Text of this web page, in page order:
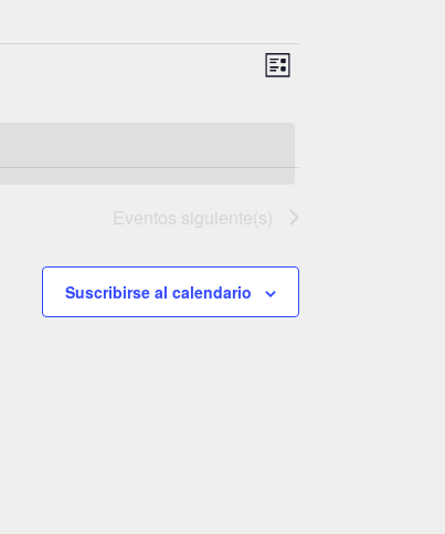
vistas
Navegación
de
Evento
Lista
Eventos siguiente(s)
Suscribirse al calendario